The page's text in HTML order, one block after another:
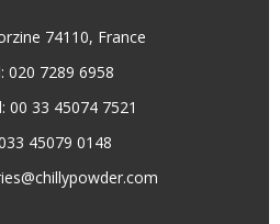
74110, France
020 7289 6958
00 33 45074 7521
45079 0148